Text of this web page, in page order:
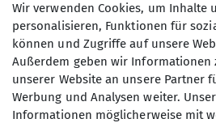
Details
Inklusionsklettern im K5
01.10.2025
Wir verwenden Cookies, um Inhalte
personalisieren, Funktionen für
können und Zugriffe auf unsere
Außerdem geben wir Informationen
unserer Website an unsere Partner
Werbung und Analysen weiter.
Informationen möglicherweise mit